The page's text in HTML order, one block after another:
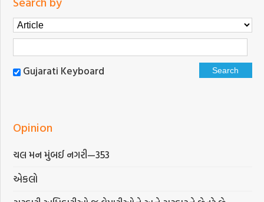
Gujarati Keyboard
Opinion
ચલ મન મુંબઈ નગરી—353
એકલો